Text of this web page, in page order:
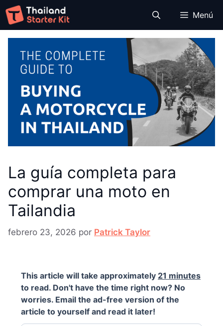
Saltar
al
contenido
Menú
La guía completa para
comprar una moto en
Tailandia
febrero 23, 2026 por Patrick Taylor
This article will take approximately 21 minutes
to read. Don't have the time right now? No
worries. Email the ad-free version of the
article to yourself and read it later!